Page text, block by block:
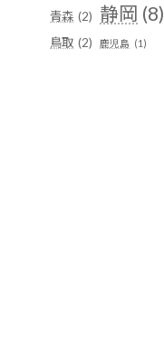
青森 (2) 静岡 (8)
鳥取 (2) 鹿児島 (1)